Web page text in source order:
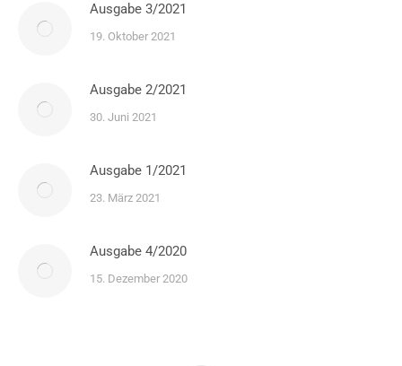
Ausgabe 3/2021
19. Oktober 2021
Ausgabe 2/2021
30. Juni 2021
Ausgabe 1/2021
23. März 2021
Ausgabe 4/2020
15. Dezember 2020